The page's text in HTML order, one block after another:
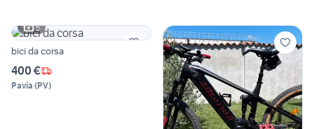
5
bici da corsa
400 €
Pavia (PV)